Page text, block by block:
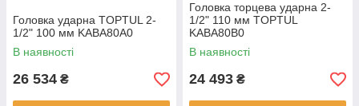
Головка ударна TOPTUL 2-
1/2" 100 мм KABA80A0
В наявності
26 534 ₴
Головка торцева ударна 2-
1/2" 110 мм TOPTUL
KABA80B0
В наявності
24 493 ₴